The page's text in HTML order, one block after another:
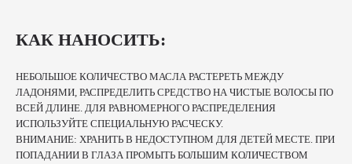
КАК НАНОСИТЬ:
НЕБОЛЬШОЕ КОЛИЧЕСТВО МАСЛА РАСТЕРЕТЬ МЕЖДУ
ЛАДОНЯМИ, РАСПРЕДЕЛИТЬ СРЕДСТВО НА ЧИСТЫЕ ВОЛОСЫ ПО
ВСЕЙ ДЛИНЕ. ДЛЯ РАВНОМЕРНОГО РАСПРЕДЕЛЕНИЯ
ИСПОЛЬЗУЙТЕ СПЕЦИАЛЬНУЮ РАСЧЕСКУ.
ВНИМАНИЕ: ХРАНИТЬ В НЕДОСТУПНОМ ДЛЯ ДЕТЕЙ МЕСТЕ. ПРИ
ПОПАДАНИИ В ГЛАЗА ПРОМЫТЬ БОЛЬШИМ КОЛИЧЕСТВОМ